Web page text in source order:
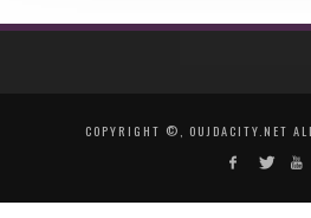
COPYRIGHT ©, OUJDACITY.NET